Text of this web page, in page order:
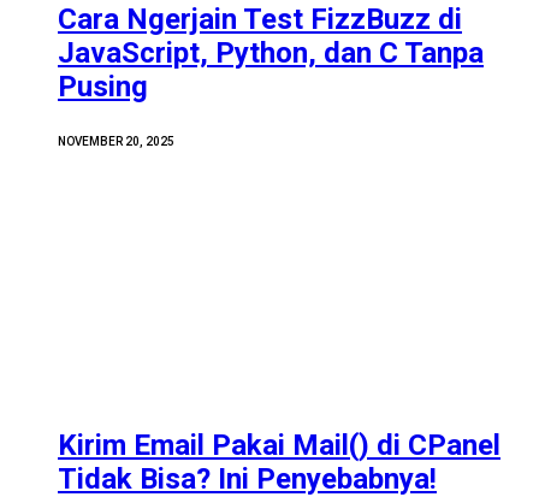
Cara Ngerjain Test FizzBuzz di
JavaScript, Python, dan C Tanpa
Pusing
NOVEMBER 20, 2025
Kirim Email Pakai Mail() di CPanel
Tidak Bisa? Ini Penyebabnya!